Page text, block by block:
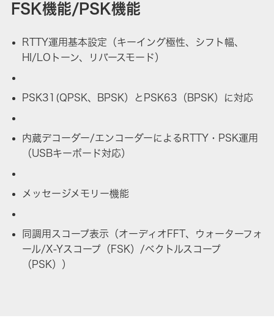
FSK機能/PSK機能
RTTY運用基本設定（キーイング極性、シフト幅、
HI/LOトーン、リバースモード）
PSK31(QPSK、BPSK）とPSK63（BPSK）に対応
内蔵デコーダー/エンコーダーによるRTTY・PSK運用
（USBキーボード対応）
メッセージメモリー機能
同調用スコープ表示（オーディオFFT、ウォーターフォ
ール/X-Yスコープ（FSK）/ベクトルスコープ
（PSK））